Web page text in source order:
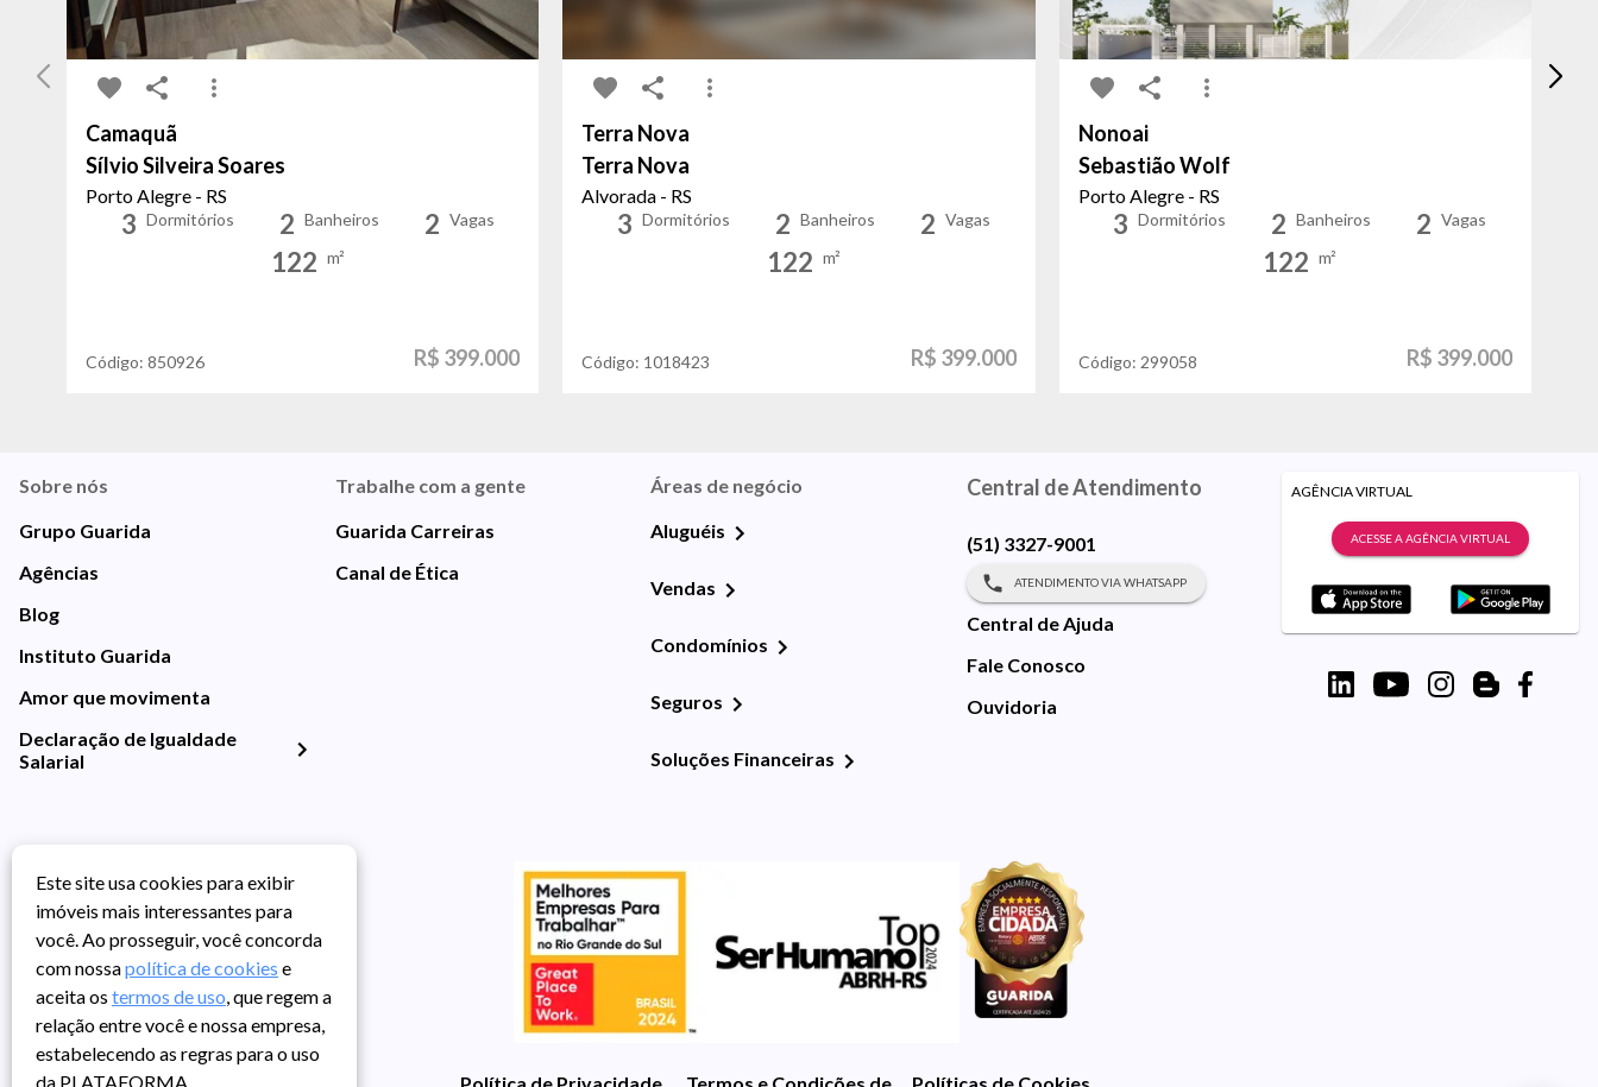
Camaquã
Sílvio Silveira Soares
Porto Alegre - RS
3 Dormitórios 2 Banheiros 2 Vagas
122 m²
Código: 850926 R$ 399.000
Terra Nova
Terra Nova
Alvorada - RS
3 Dormitórios 2 Banheiros 2 Vagas
122 m²
Código: 1018423 R$ 399.000
Nonoai
Sebastião Wolf
Porto Alegre - RS
3 Dormitórios 2 Banheiros 2 Vagas
122 m²
Código: 299058 R$ 399.000
Sobre nós
Grupo Guarida
Agências
Blog
Instituto Guarida
Amor que movimenta
Declaração de Igualdade
Salarial
Trabalhe com a gente
Guarida Carreiras
Canal de Ética
Áreas de negócio
Aluguéis
Vendas
Condomínios
Seguros
Soluções Financeiras
Central de Atendimento
(51) 3327-9001
ATENDIMENTO VIA WHATSAPP
Central de Ajuda
Fale Conosco
Ouvidoria
AGÊNCIA VIRTUAL
ACESSE A AGÊNCIA VIRTUAL
Política de Privacidade Termos e Condições de UsoPolíticas de Cookies
Este site usa cookies para exibir
imóveis mais interessantes para
você. Ao prosseguir, você concorda
com nossapolítica de cookies e
aceita os termos de uso, que regem a
relação entre você e nossa empresa,
estabelecendo as regras para o uso
da PLATAFORMA.